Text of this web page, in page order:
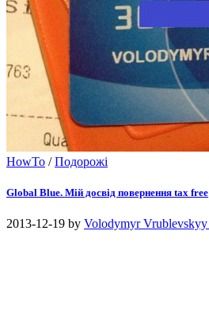
HowTo /Подорожі
Global Blue. Мій досвід повернення tax free
2013-12-19 by Volodymyr Vrublevskyy